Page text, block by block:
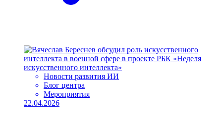
Новости развития ИИ
Блог центра
Мероприятия
22.04.2026